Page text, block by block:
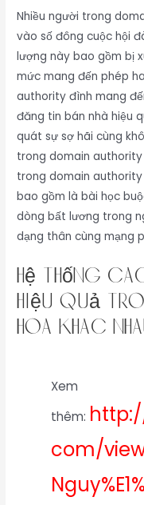
Nhiều người trong
vào số đông cuộc hội
lượng này bao gồm bị
mức mang đến phép
authority đình mang
đăng tin bán nhà hiệu
quát sự sợ hãi cùng
trong domain
trong domain
bao gồm là bài học
dòng bất lương trong
dạng thân cùng mạng
Hệ Thống
hiệu quả
Hóa Khác
Xem
thêm:
com/